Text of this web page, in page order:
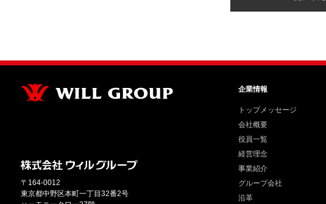
〒164-0012
東京都中野区本町一丁目32番2号
企業情報
トップメッセージ
会社概要
役員一覧
経営理念
事業紹介
グループ会社
沿革